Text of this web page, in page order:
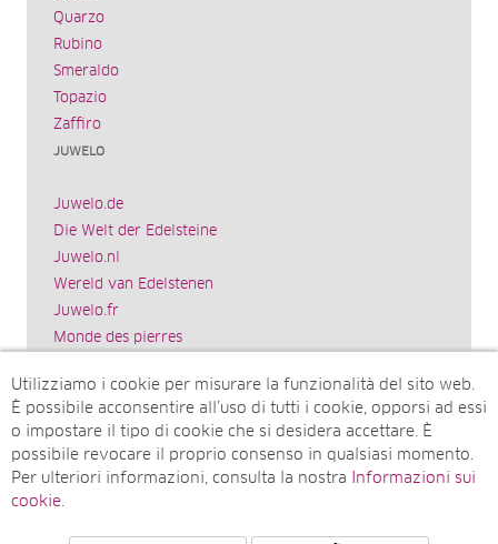
Quarzo
Rubino
Smeraldo
Topazio
Zaffiro
JUWELO
Juwelo.de
Die Welt der Edelsteine
Juwelo.nl
Wereld van Edelstenen
Juwelo.fr
Monde des pierres
El mundo de las piedras preciosas
Rocks & Co.
World of Gemstones
Juwelo.com
Ädelstenarnas Värld
Utilizziamo i cookie per misurare la funzionalità del sito web.
È possibile acconsentire all’uso di tutti i cookie, opporsi ad essi
o impostare il tipo di cookie che si desidera accettare. È
possibile revocare il proprio consenso in qualsiasi momento.
Per ulteriori informazioni, consulta la nostra
Informazioni sui
cookie.